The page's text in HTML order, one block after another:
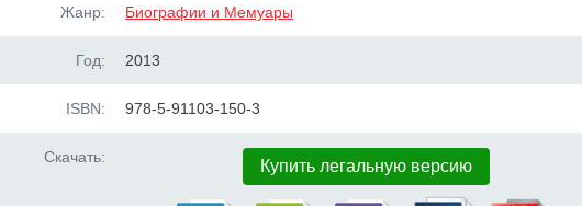
Жанр: Биографии и Мемуары
Год: 2013
ISBN: 978-5-91103-150-3
Скачать: Купить легальную версию